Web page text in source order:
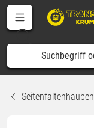
Seitenfaltenhauben